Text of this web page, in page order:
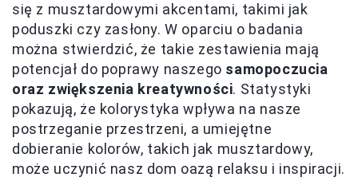
się z musztardowymi akcentami, takimi jak
poduszki czy zasłony. W oparciu o badania
można stwierdzić, że takie zestawienia mają
potencjał do poprawy naszego samopoczucia
oraz zwiększenia kreatywności. Statystyki
pokazują, że kolorystyka wpływa na nasze
postrzeganie przestrzeni, a umiejętne
dobieranie kolorów, takich jak musztardowy,
może uczynić nasz dom oazą relaksu i inspiracji.